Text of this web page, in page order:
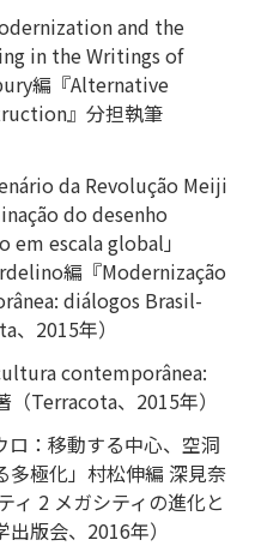
and the
in the Writings of
編『Alternative
』分担執筆
da Revolução Meiji
do desenho
escala global」
編『Modernização
diálogos Brasil-
2015年）
contemporânea:
Terracota、2015年）
ロ：移動する中心、空洞
多極化」村松伸編 深見奈
ィ 2 メガシティの進化と
版会、2016年）